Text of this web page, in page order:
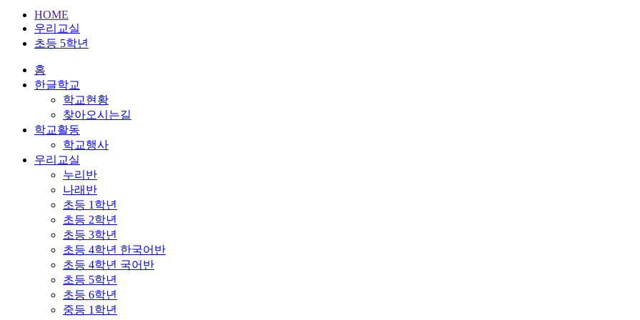
HOME
우리교실
초등 5학년
홈
한글학교
학교현황
찾아오시는길
학교활동
학교행사
우리교실
누리반
나래반
초등 1학년
초등 2학년
초등 3학년
초등 4학년 한국어반
초등 4학년 국어반
초등 5학년
초등 6학년
중등 1학년